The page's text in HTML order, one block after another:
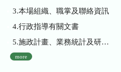
3.本場組織、職掌及聯絡資訊
4.行政指導有關文書
5.施政計畫、業務統計及研究報告
more